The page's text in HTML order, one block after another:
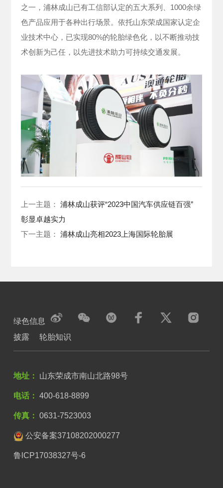
之一，浦林成山已有工信部认定的五大系列、1000余绿
色产品应用于各种出行场景。依托山东荣成国家认定企
业技术中心，已实现80%的轮胎绿色化，以不断推动技
术创新为己任，以先进技术助力可持续交通发展。
上一主题：浦林成山获评“2023中国汽车供应链百强”
彰显卓越实力
下一主题：浦林成山亮相2023上海国际轮胎展
绿色信息
披露
轮胎知识
地址： 山东荣成市南山北路98号
电话： 400-618-8899
传真： 0631-7523003
公安备案37108202000277
鲁lCP17038327号-6